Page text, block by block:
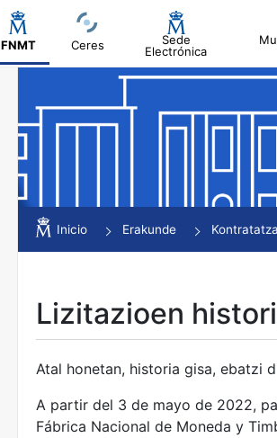
FNMT Ceres
Sede
Electrónica
Erakutsi/Ezkutatu
Erakutsi/Ezkutatu
Erakutsi/Ezkutatu
Inicio Erakunde
Lizitazioen
Atal honetan, historia gisa, ebatzi
A partir del 3 de mayo de 2022,
Fábrica Nacional de Moneda y